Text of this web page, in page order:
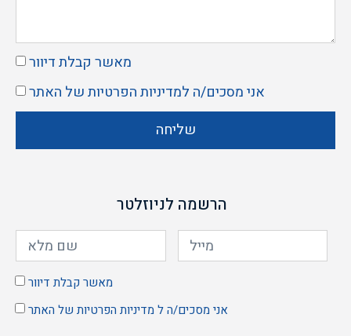
מאשר קבלת דיוור
אני מסכים/ה למדיניות הפרטיותשל האתר
שליחה
הרשמה לניוזלטר
מאשר קבלת דיוור
אני מסכים/ה ל מדיניות הפרטיות של האתר